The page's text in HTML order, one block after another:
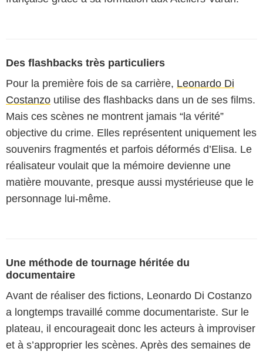
Des flashbacks très particuliers
Pour la première fois de sa carrière, Leonardo Di
Costanzo utilise des flashbacks dans un de ses films.
Mais ces scènes ne montrent jamais “la vérité”
objective du crime. Elles représentent uniquement les
souvenirs fragmentés et parfois déformés d’Elisa. Le
réalisateur voulait que la mémoire devienne une
matière mouvante, presque aussi mystérieuse que le
personnage lui-même.
Une méthode de tournage héritée du
documentaire
Avant de réaliser des fictions, Leonardo Di Costanzo
a longtemps travaillé comme documentariste. Sur le
plateau, il encourageait donc les acteurs à improviser
et à s’approprier les scènes. Après des semaines de